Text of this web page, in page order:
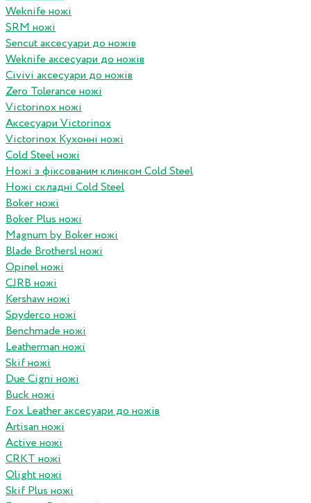
Weknife ножі
SRM ножі
Sencut аксесуари до ножів
Weknife аксесуари до ножів
Civivi аксесуари до ножів
Zero Tolerance ножі
Victorinox ножі
Аксесуари Victorinox
Victorinox Кухонні ножі
Cold Steel ножі
Ножі з фіксованим клинком Cold Steel
Ножі складні Cold Steel
Boker ножі
Boker Plus ножі
Magnum by Boker ножі
Blade Brothersl ножі
Opinel ножі
CJRB ножі
Kershaw ножі
Spyderco ножі
Benchmade ножі
Leatherman ножі
Skif ножі
Due Cigni ножі
Buck ножі
Fox Leather аксесуари до ножів
Artisan ножі
Active ножі
CRKT ножі
Olight ножі
Skif Plus ножі